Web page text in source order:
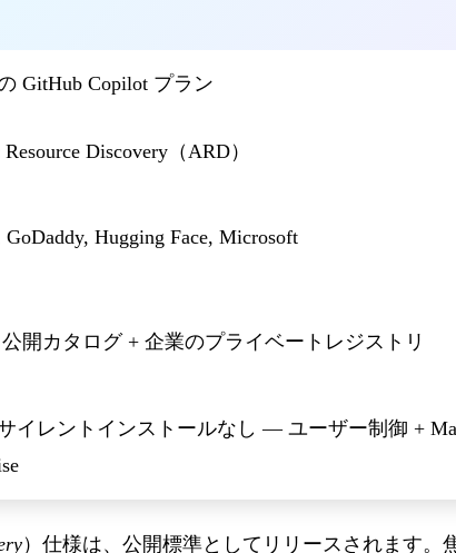
GitHub Copilot プラン
Discovery（ARD）
GoDaddy, Hugging Face, Microsoft
開カタログ + 企業のプライベートレジストリ
イレントインストールなし — ユーザー制御 +
）仕様は、公開標準としてリリースされます。